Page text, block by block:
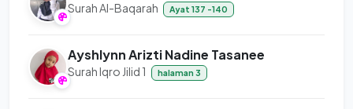
Surah Al-Baqarah Ayat 137 -140
Ayshlynn Arizti Nadine Tasanee
Surah Iqro Jilid 1 halaman 3